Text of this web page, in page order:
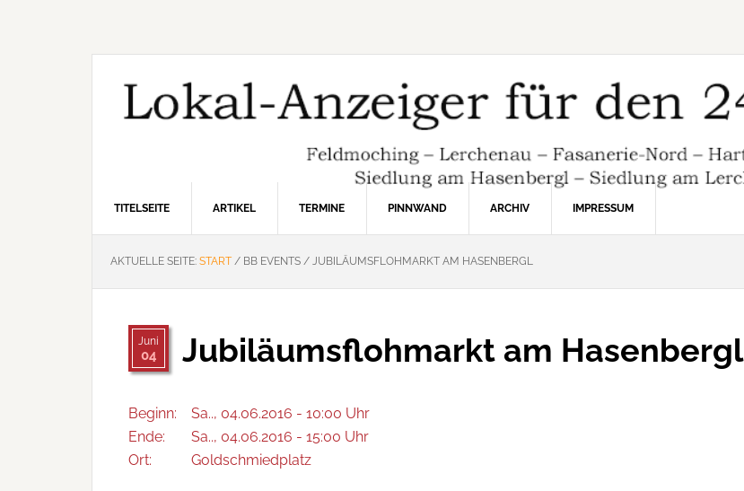
TITELSEITE ARTIKEL TERMINE PINNWAND ARCHIV IMPRESSUM
AKTUELLE SEITE: START / BB EVENTS / JUBILÄUMSFLOHMARKT AM HASENBERGL
Juni
04 Jubiläumsflohmarkt am Hasenbergl
Beginn:
Sa.., 04.06.2016 - 10:00 Uhr
Ende:
Sa.., 04.06.2016 - 15:00 Uhr
Ort:
Goldschmiedplatz